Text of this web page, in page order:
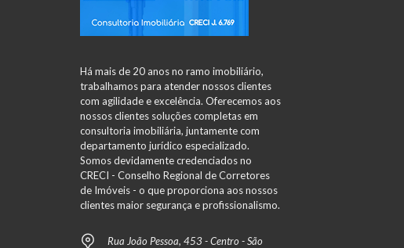
Há mais de 20 anos no ramo imobiliário,
trabalhamos para atender nossos clientes
com agilidade e excelência. Oferecemos aos
nossos clientes soluções completas em
consultoria imobiliária, juntamente com
departamento jurídico especializado.
Somos devidamente credenciados no
CRECI - Conselho Regional de Corretores
de Imóveis - o que proporciona aos nossos
clientes maior segurança e profissionalismo.
Rua João Pessoa, 453 - Centro - São